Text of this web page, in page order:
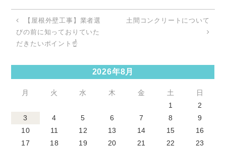
【屋根外壁工事】業者選
びの前に知っておりていた
だきたいポイント☝
土間コンクリートについて
2026年8月
月 火 水 木 金 土
日
1
2
3
4 5 6 7 8
9
10
11 12 13 14 15
16
17
18 19 20 21 22
23